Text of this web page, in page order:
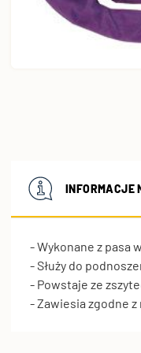
INFORMACJE
- Wykonane z pasa
- Służy do
- Powstaje ze
- Zawiesia zgodne z